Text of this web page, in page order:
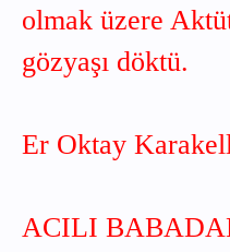
olmak üzere
gözyaşı döktü.
Er Oktay
ACILI